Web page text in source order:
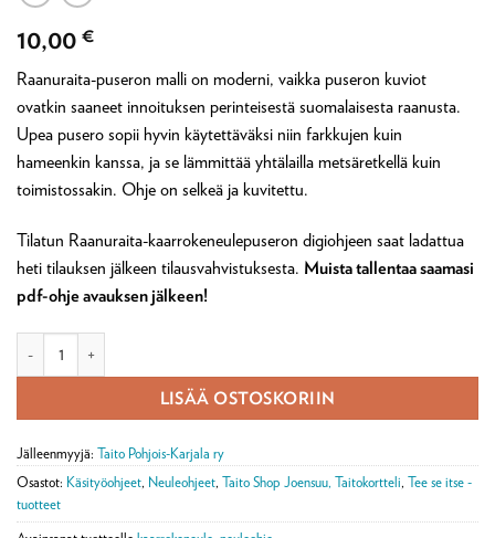
10,00 €
Raanuraita-puseron malli on moderni, vaikka puseron kuviot
ovatkin saaneet innoituksen perinteisestä suomalaisesta raanusta.
Upea pusero sopii hyvin käytettäväksi niin farkkujen kuin
hameenkin kanssa, ja se lämmittää yhtälailla metsäretkellä kuin
toimistossakin. Ohje on selkeä ja kuvitettu.
Tilatun Raanuraita-kaarrokeneulepuseron digiohjeen saat ladattua
heti tilauksen jälkeen tilausvahvistuksesta. Muista tallentaa saamasi
pdf-ohje avauksen jälkeen!
LISÄÄ OSTOSKORIIN
Jälleenmyyjä: Taito Pohjois-Karjala ry
Osastot: Käsityöohjeet, Neuleohjeet, Taito Shop Joensuu, Taitokortteli, Tee se itse -
tuotteet